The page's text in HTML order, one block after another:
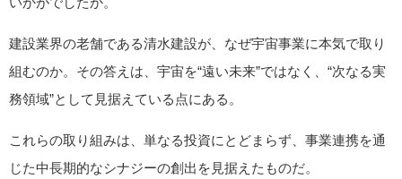
建設業界の老舗である清水建設が、なぜ宇宙事業に本気で取り
組むのか。その答えは、宇宙を“遠い未来”ではなく、“次なる実
務領域”として見据えている点にある。
これらの取り組みは、単なる投資にとどまらず、事業連携を通
じた中長期的なシナジーの創出を見据えたものだ。